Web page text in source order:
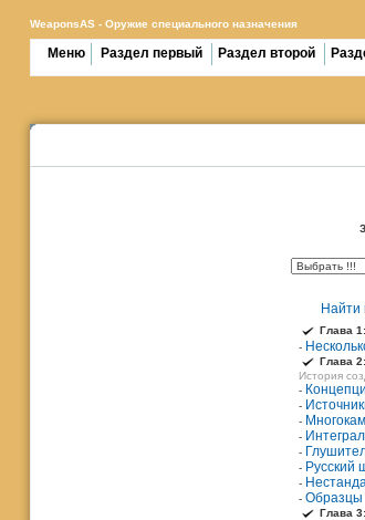
WeaponsAS - Оружие специального назначения
Меню Раздел первый Раздел второй
- - - - - - - - - - -
Найти
Глава
-
Глава
История
-
-
-
-
-
- Русский
-
-Образцы
Глава